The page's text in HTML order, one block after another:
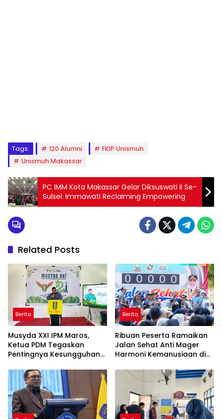
Tags: 120 Alumni
FKIP Unismuh
Unismuh Makassar
PC IMM Kota Makassar Gelar Diksuswati II Se-
Sulsel: Immawati Reclaiming Empowering
Related Posts
Berita
Musyda XXI IPM Maros,
Ketua PDM Tegaskan
Pentingnya Kesungguhan
Berita
Ribuan Peserta Ramaikan
Jalan Sehat Anti Mager
Harmoni Kemanusiaan di